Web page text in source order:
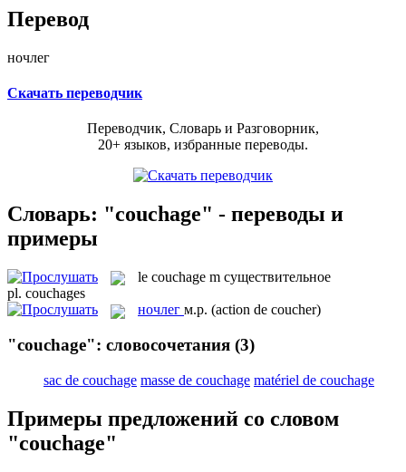
Перевод
ночлег
Скачать переводчик
Переводчик, Словарь и Разговорник,
20+ языков, избранные переводы.
Словарь: "couchage" - переводы и
примеры
le couchage m существительное
pl. couchages
ночлег м.р. (action de coucher)
"couchage": словосочетания (3)
sac de couchage masse de couchage matériel de couchage
Примеры предложений со словом
"couchage"